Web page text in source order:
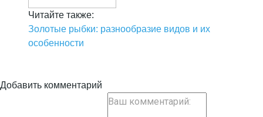
Читайте также:
Золотые рыбки: разнообразие видов и их
особенности
Добавить комментарий